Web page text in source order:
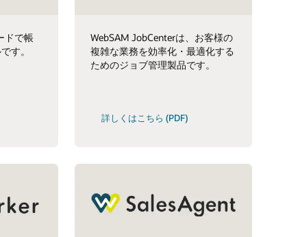
ドで帳
す。
WebSAM JobCenterは、お客様の
複雑な業務を効率化・最適化する
ためのジョブ管理製品です。
詳しくはこちら (PDF)